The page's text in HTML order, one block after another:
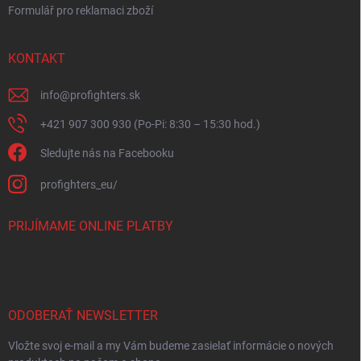
Formulář pro reklamaci zboží
KONTAKT
info@profighters.sk
+421 907 300 930 (Po-Pi: 8:30 – 15:30 hod.)
Sledujte nás na Facebooku
profighters_eu/
PRIJÍMAME ONLINE PLATBY
ODOBERAŤ NEWSLETTER
Vložte svoj e-mail a my Vám budeme zasielať informácie o nových